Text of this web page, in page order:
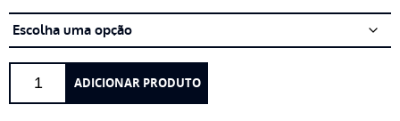
ADICIONAR PRODUTO